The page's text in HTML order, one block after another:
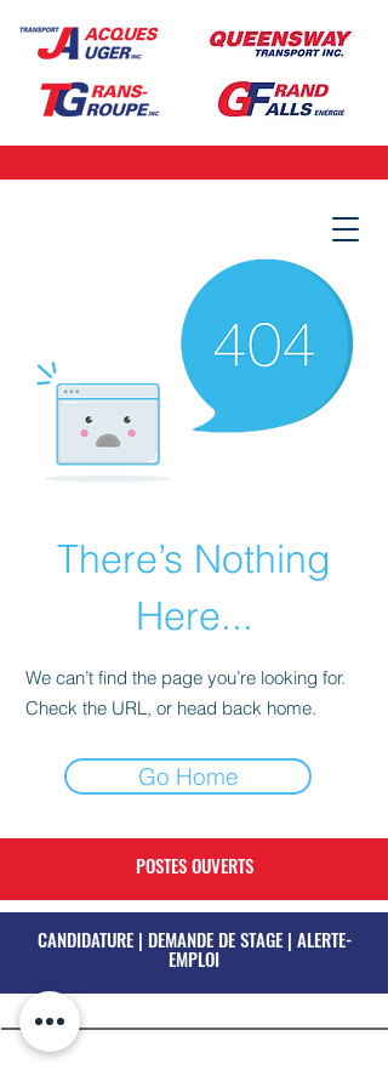
There’s Nothing
Here...
We can’t find the page you’re looking for.
Check the URL, or head back home.
Go Home
POSTES OUVERTS
CANDIDATURE | DEMANDE DE STAGE | ALERTE-
EMPLOI